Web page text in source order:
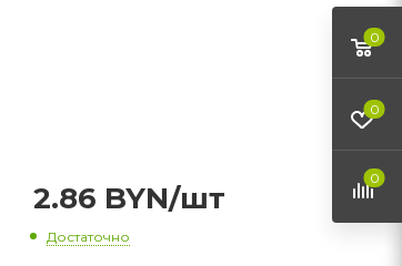
2.86 BYN/шт
Достаточно
0
0
0